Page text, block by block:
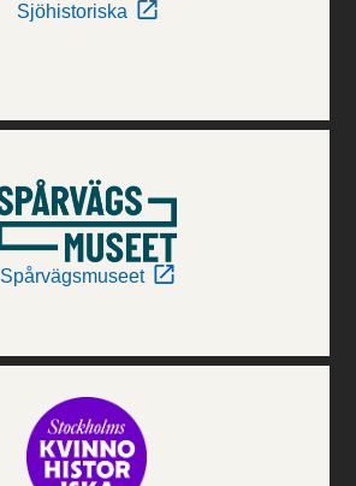
Sjöhistoriska
Spårvägsmuseet